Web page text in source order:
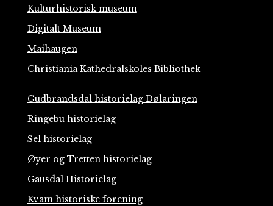
Kulturhistorisk museum
Digitalt Museum
Maihaugen
Christiania Kathedralskoles Bibliothek
Gudbrandsdal historielag Dølaringen
Ringebu historielag
Sel historielag
Øyer og Tretten historielag
Gausdal Historielag
Kvam historiske forening